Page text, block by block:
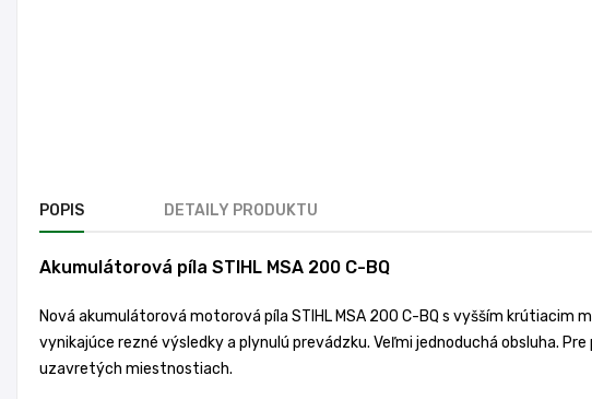
POPIS DETAILY PRODUKTU
Akumulátorová píla STIHL MSA 200 C-BQ
Nová akumulátorová motorová píla STIHL MSA 200 C-BQ s vyšším krútiacim
vynikajúce rezné výsledky a plynulú prevádzku. Veľmi jednoduchá obsluha.
uzavretých miestnostiach.